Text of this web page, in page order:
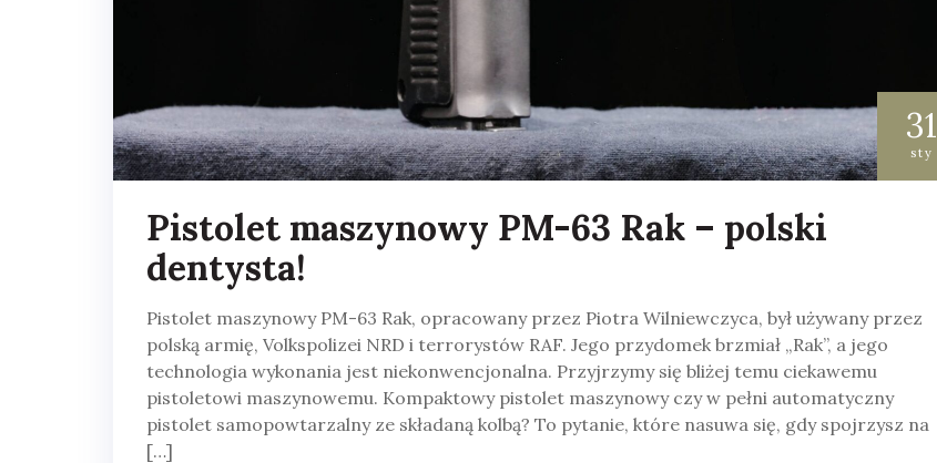
31
sty
Pistolet maszynowy PM-63 Rak – polski
dentysta!
Pistolet maszynowy PM-63 Rak, opracowany przez Piotra Wilniewczyca, był używany przez
polską armię, Volkspolizei NRD i terrorystów RAF. Jego przydomek brzmiał „Rak”, a jego
technologia wykonania jest niekonwencjonalna. Przyjrzymy się bliżej temu ciekawemu
pistoletowi maszynowemu. Kompaktowy pistolet maszynowy czy w pełni automatyczny
pistolet samopowtarzalny ze składaną kolbą? To pytanie, które nasuwa się, gdy spojrzysz na
[…]